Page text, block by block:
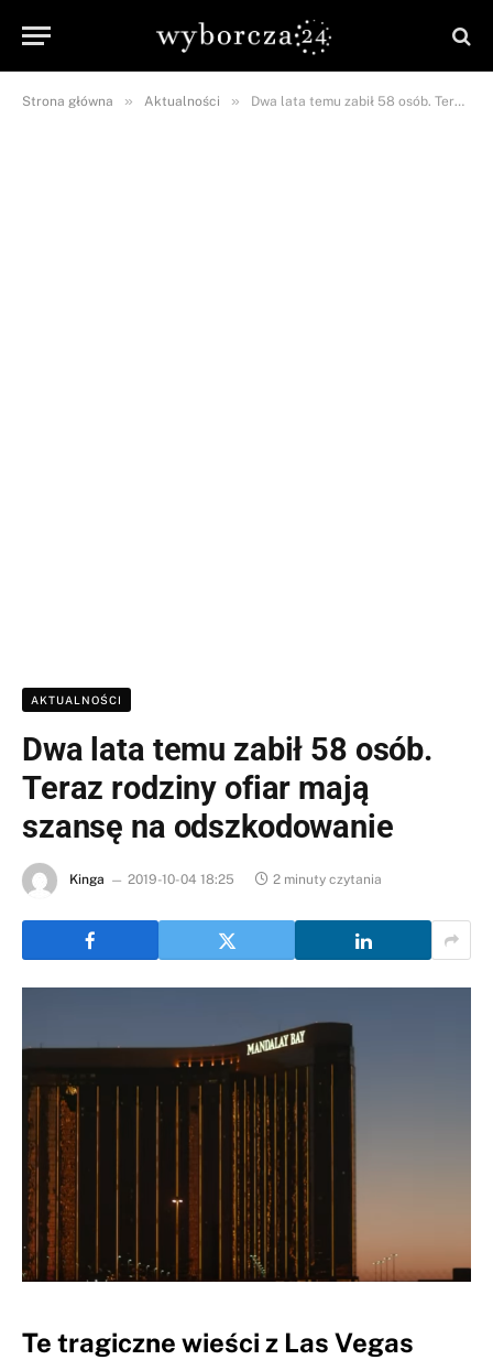
Strona główna » Aktualności » Dwa lata temu zabił 58 osób. Teraz rodziny ofiar mają szansę na odszkodowanie
AKTUALNOŚCI
Dwa lata temu zabił 58 osób.
Teraz rodziny ofiar mają
szansę na odszkodowanie
Kinga 2019-10-04 18:25 2 minuty czytania
Te tragiczne wieści z Las Vegas